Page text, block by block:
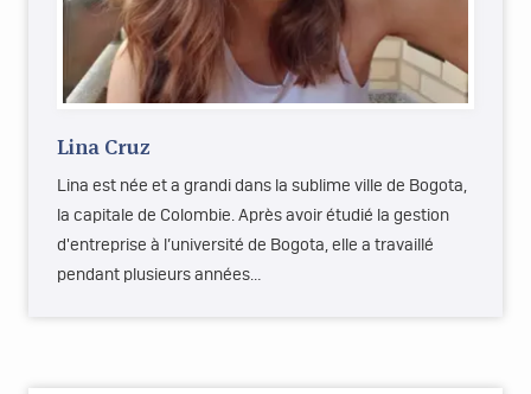
Lina Cruz
Lina est née et a grandi dans la sublime ville de Bogota,
la capitale de Colombie. Après avoir étudié la gestion
d'entreprise à l’université de Bogota, elle a travaillé
pendant plusieurs années…